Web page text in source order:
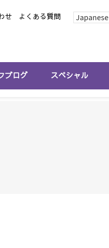
せ よくある質問
ブログ スペシャル